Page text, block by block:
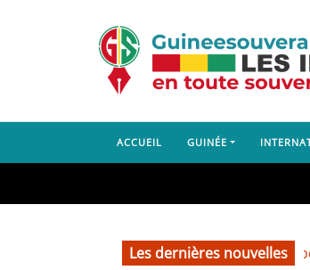
ACCUEIL GUINÉE
Les dernières nouvelles
66e anniversaire de